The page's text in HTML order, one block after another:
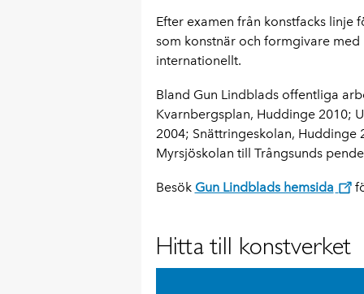
Efter examen från konstfacks linje
som konstnär och formgivare
internationellt.
Bland Gun Lindblads offentliga
Kvarnbergsplan, Huddinge 2010;
2004; Snättringeskolan,
Myrsjöskolan till Trångsunds
Besök Gun Lindblads hemsida
Hitta till konstverket